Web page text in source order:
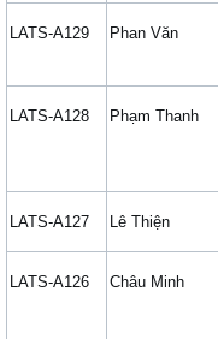
LATS-A129 Phan Văn
LATS-A128 Phạm Thanh
LATS-A127 Lê Thiện
LATS-A126 Châu Minh